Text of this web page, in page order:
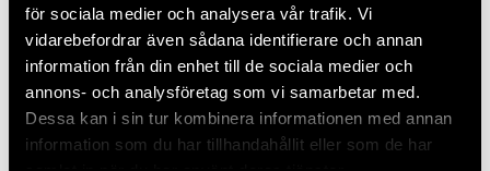
för sociala medier och analysera vår trafik. Vi
vidarebefordrar även sådana identifierare och annan
information från din enhet till de sociala medier och
annons- och analysföretag som vi samarbetar med.
Dessa kan i sin tur kombinera informationen med annan
information som du har tillhandahållit eller som de har
Vanliga frågor och svar
Kan jag lämna in min bil som är av ett märke ni inte är